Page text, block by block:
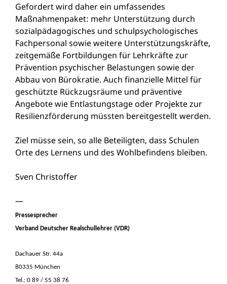
Gefordert wird daher ein umfassendes
Maßnahmenpaket: mehr Unterstützung durch
sozialpädagogisches und schulpsychologisches
Fachpersonal sowie weitere Unterstützungskräfte,
zeitgemäße Fortbildungen für Lehrkräfte zur
Prävention psychischer Belastungen sowie der
Abbau von Bürokratie. Auch finanzielle Mittel für
geschützte Rückzugsräume und präventive
Angebote wie Entlastungstage oder Projekte zur
Resilienzförderung müssten bereitgestellt werden.
Ziel müsse sein, so alle Beteiligten, dass Schulen
Orte des Lernens und des Wohlbefindens bleiben.
Sven Christoffer
—
Pressesprecher
Verband Deutscher Realschullehrer (VDR)
Dachauer Str. 44a
80335 München
Tel.: 0 89 / 55 38 76